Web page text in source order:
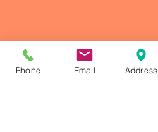
Phone Email Address